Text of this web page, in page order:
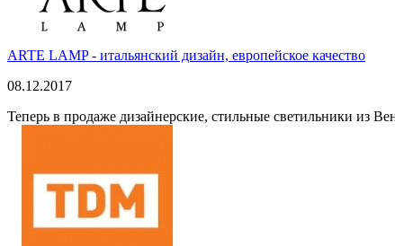
ARTE LAMP - итальянский дизайн, европейское качество
08.12.2017
Теперь в продаже дизайнерские, стильные светильники из